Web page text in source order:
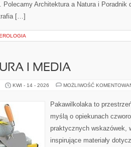
Polecamy Architektura a Natura i Poradnik
[…]
I MEDIA
KWI - 14 - 2026 MOŻLIWOŚĆ
Pakawilkolaka to
myślą o opiekunach
praktycznych wskazówek,
inspirujące materiały